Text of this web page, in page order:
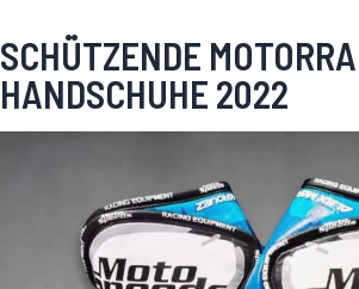
SCHÜTZENDE
HANDSCHUHE 2022